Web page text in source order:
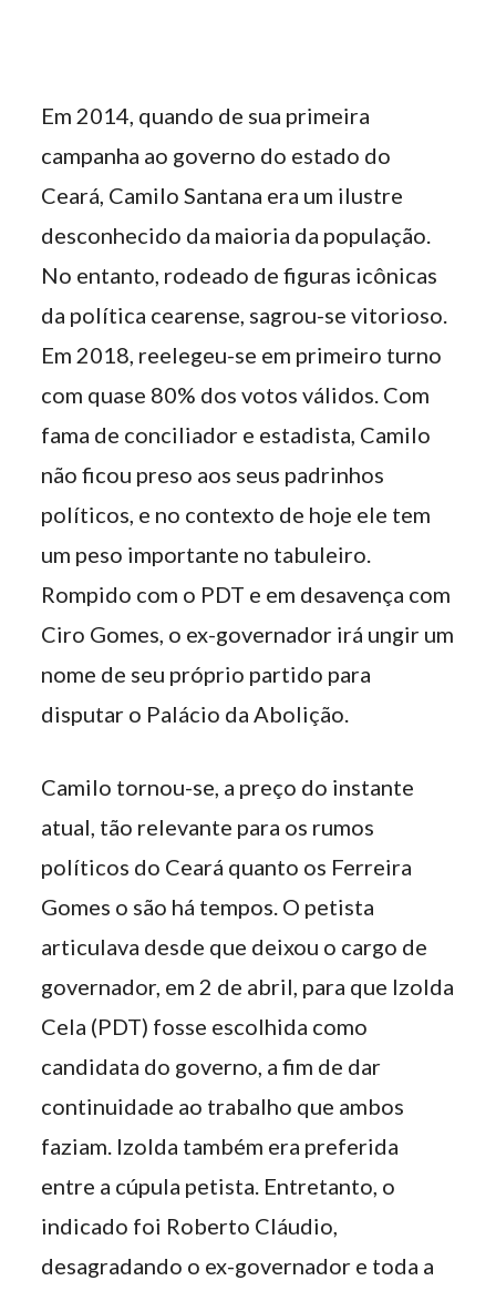
Em 2014, quando de sua primeira
campanha ao governo do estado do
Ceará, Camilo Santana era um ilustre
desconhecido da maioria da população.
No entanto, rodeado de figuras icônicas
da política cearense, sagrou-se vitorioso.
Em 2018, reelegeu-se em primeiro turno
com quase 80% dos votos válidos. Com
fama de conciliador e estadista, Camilo
não ficou preso aos seus padrinhos
políticos, e no contexto de hoje ele tem
um peso importante no tabuleiro.
Rompido com o PDT e em desavença com
Ciro Gomes, o ex-governador irá ungir um
nome de seu próprio partido para
disputar o Palácio da Abolição.
Camilo tornou-se, a preço do instante
atual, tão relevante para os rumos
políticos do Ceará quanto os Ferreira
Gomes o são há tempos. O petista
articulava desde que deixou o cargo de
governador, em 2 de abril, para que Izolda
Cela (PDT) fosse escolhida como
candidata do governo, a fim de dar
continuidade ao trabalho que ambos
faziam. Izolda também era preferida
entre a cúpula petista. Entretanto, o
indicado foi Roberto Cláudio,
desagradando o ex-governador e toda a